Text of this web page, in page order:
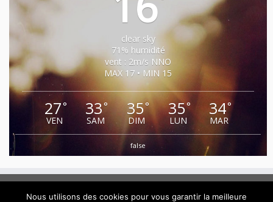
clear sky
71% humidité
vent : 2m/s NNO
MAX 17 • MIN 15
27°
VEN
33°
SAM
35°
DIM
35°
LUN
34°
MAR
false
Nous utilisons des cookies pour vous garantir la meilleure